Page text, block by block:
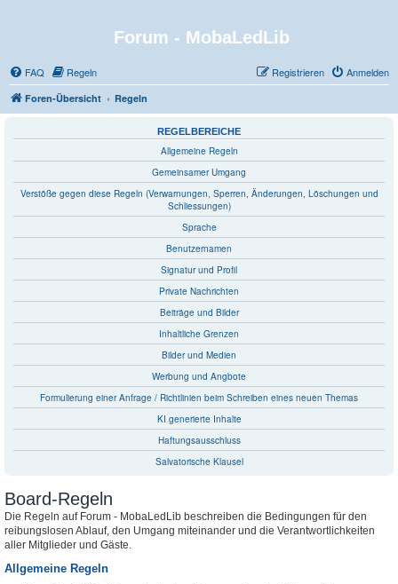
Forum - MobaLedLib
FAQ Regeln Anmelden
Registrieren
Foren-Übersicht Regeln
REGELBEREICHE
Allgemeine Regeln
Gemeinsamer Umgang
Verstöße gegen diese Regeln (Verwarnungen, Sperren, Änderungen, Löschungen und
Schliessungen)
Sprache
Benutzernamen
Signatur und Profil
Private Nachrichten
Beiträge und Bilder
Inhaltliche Grenzen
Bilder und Medien
Werbung und Angbote
Formulierung einer Anfrage / Richtlinien beim Schreiben eines neuen Themas
KI generierte Inhalte
Haftungsausschluss
Salvatorische Klausel
Board-Regeln
Die Regeln auf Forum - MobaLedLib beschreiben die Bedingungen für den
reibungslosen Ablauf, den Umgang miteinander und die Verantwortlichkeiten
aller Mitglieder und Gäste.
Allgemeine Regeln